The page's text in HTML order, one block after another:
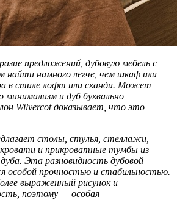
предложений, дубовую мебель с
найти намного легче, чем шкаф или
в стиле лофт или сканди. Может
и дуб буквально
Wilvercot доказывает, что это
столы, стулья, стеллажи,
и прикроватные тумбы из
дуба. Эта разновидность дубовой
особой прочностью и стабильностью.
выраженный рисунок и
поэтому — особая